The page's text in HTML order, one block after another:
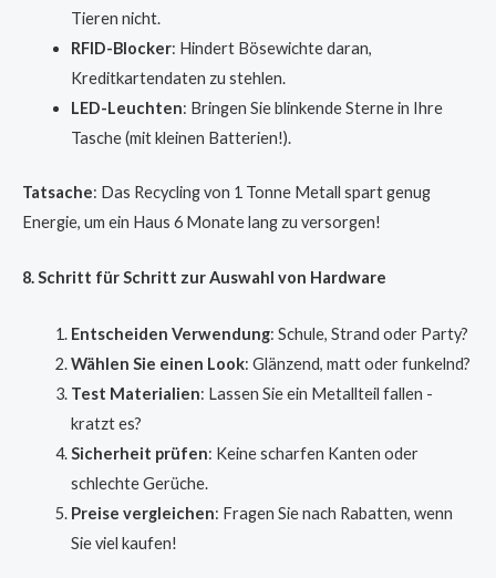
Tieren nicht.
RFID-Blocker: Hindert Bösewichte daran,
Kreditkartendaten zu stehlen.
LED-Leuchten: Bringen Sie blinkende Sterne in Ihre
Tasche (mit kleinen Batterien!).
Tatsache: Das Recycling von 1 Tonne Metall spart genug
Energie, um ein Haus 6 Monate lang zu versorgen!
8. Schritt für Schritt zur Auswahl von Hardware
Entscheiden Verwendung: Schule, Strand oder Party?
Wählen Sie einen Look: Glänzend, matt oder funkelnd?
Test Materialien: Lassen Sie ein Metallteil fallen -
kratzt es?
Sicherheit prüfen: Keine scharfen Kanten oder
schlechte Gerüche.
Preise vergleichen: Fragen Sie nach Rabatten, wenn
Sie viel kaufen!